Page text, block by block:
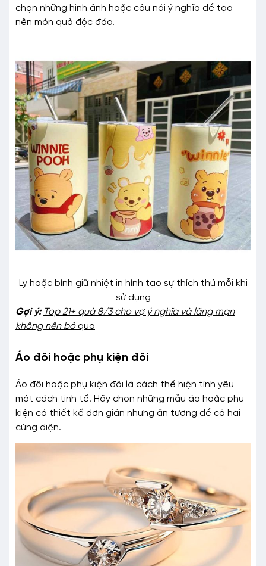
chọn những hình ảnh hoặc câu nói ý nghĩa để tạo
nên món quà độc đáo.
Ly hoặc bình giữ nhiệt in hình tạo sự thích thú mỗi khi
sử dụng
Gợi ý: Top 21+ quà 8/3 cho vợ ý nghĩa và lãng mạn
không nên bỏqua
Áo đôi hoặc phụ kiện đôi
Áo đôi hoặc phụ kiện đôi là cách thể hiện tình yêu
một cách tinh tế. Hãy chọn những mẫu áo hoặc phụ
kiện có thiết kế đơn giản nhưng ấn tượng để cả hai
cùng diện.